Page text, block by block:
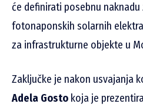
će definirati posebnu
fotonaponskih solarnih
za infrastrukturne objekte u
Zaključke je nakon usvajanja
Adela Gosto koja je